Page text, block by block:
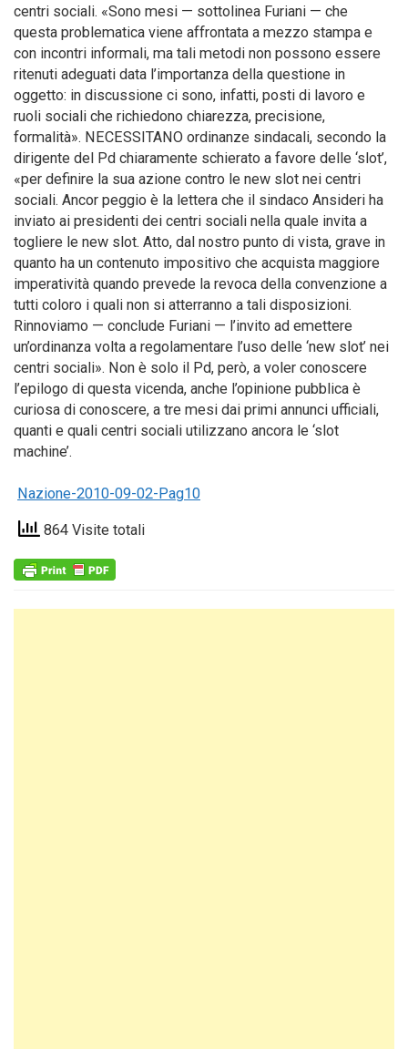
centri sociali. «Sono mesi — sottolinea Furiani — che
questa problematica viene affrontata a mezzo stampa e
con incontri informali, ma tali metodi non possono essere
ritenuti adeguati data l’importanza della questione in
oggetto: in discussione ci sono, infatti, posti di lavoro e
ruoli sociali che richiedono chiarezza, precisione,
formalità». NECESSITANO ordinanze sindacali, secondo la
dirigente del Pd chiaramente schierato a favore delle ‘slot’,
«per definire la sua azione contro le new slot nei centri
sociali. Ancor peggio è la lettera che il sindaco Ansideri ha
inviato ai presidenti dei centri sociali nella quale invita a
togliere le new slot. Atto, dal nostro punto di vista, grave in
quanto ha un contenuto impositivo che acquista maggiore
imperatività quando prevede la revoca della convenzione a
tutti coloro i quali non si atterranno a tali disposizioni.
Rinnoviamo — conclude Furiani — l’invito ad emettere
un’ordinanza volta a regolamentare l’uso delle ‘new slot’ nei
centri sociali». Non è solo il Pd, però, a voler conoscere
l’epilogo di questa vicenda, anche l’opinione pubblica è
curiosa di conoscere, a tre mesi dai primi annunci ufficiali,
quanti e quali centri sociali utilizzano ancora le ‘slot
machine’.
Nazione-2010-09-02-Pag10
864 Visite totali